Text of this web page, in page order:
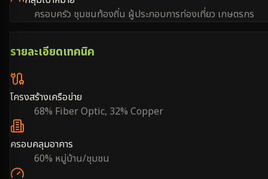
ครอบครัว ชุมชนท้องถิ่น ผู้ประกอบการท่องเที่ยว เกษตรกร
รายละเอียดเทคนิค
โครงสร้างเครือข่าย
68% Fiber Optic, 32% Copper
ครอบคลุมอาคาร
60% หมู่บ้าน/ชุมชน